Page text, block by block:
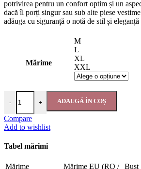
potrivirea pentru un confort optim și un
dacă îl porți singur sau sub alte piese
adăuga cu siguranță o notă de stil și
Mărime
M
L
XL
XXL
- + ADAUGĂ ÎN COȘ
Compare
Add to wishlist
Tabel mărimi
Mărime
Mărime EU (RO /
Bust